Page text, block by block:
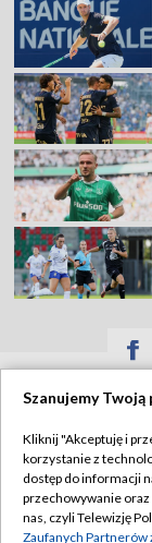
Szanujemy
Kliknij "Akceptuję i
korzystanie z
dostęp do informacji
przechowywanie
nas, czyli Telewizję
Zaufanych Partnerów